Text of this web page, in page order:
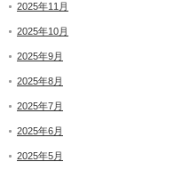
2025年11月
2025年10月
2025年9月
2025年8月
2025年7月
2025年6月
2025年5月